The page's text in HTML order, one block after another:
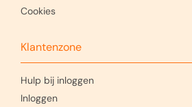
Cookies
Klantenzone
Hulp bij inloggen
Inloggen